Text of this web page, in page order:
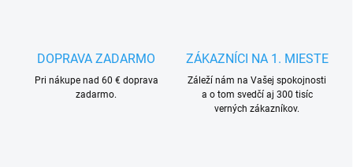
DOPRAVA ZADARMO
Pri nákupe nad 60 € doprava
zadarmo.
ZÁKAZNÍCI NA 1. MIESTE
Záleží nám na Vašej spokojnosti
a o tom svedčí aj 300 tisíc
verných zákazníkov.